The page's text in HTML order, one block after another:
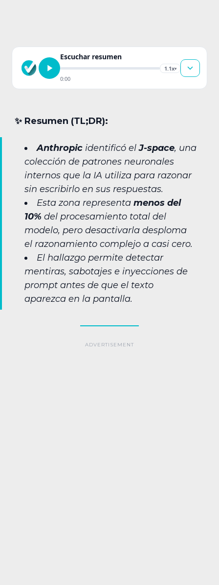
Escuchar resumen
1.1x▾
0:00
✨︎ Resumen (TL;DR):
Anthropic identificó elJ-space, una
colección de patrones neuronales
internos que la IA utiliza para razonar
sin escribirlo en sus respuestas.
Esta zona representa menos del
10% del procesamiento total del
modelo, pero desactivarla desploma
el razonamiento complejo a casi cero.
El hallazgo permite detectar
mentiras, sabotajes e inyecciones de
prompt antes de que el texto
aparezca en la pantalla.